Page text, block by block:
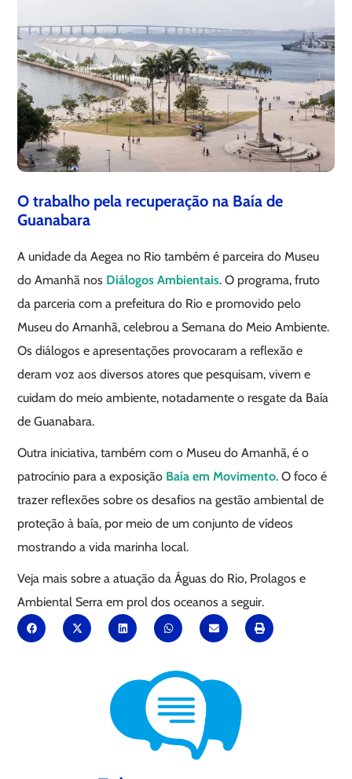
O trabalho pela recuperação na Baía de
Guanabara
A unidade da Aegea no Rio também é parceira do Museu
do Amanhã nos Diálogos Ambientais. O programa, fruto
da parceria com a prefeitura do Rio e promovido pelo
Museu do Amanhã, celebrou a Semana do Meio Ambiente.
Os diálogos e apresentações provocaram a reflexão e
deram voz aos diversos atores que pesquisam, vivem e
cuidam do meio ambiente, notadamente o resgate da Baía
de Guanabara.
Outra iniciativa, também com o Museu do Amanhã, é o
patrocínio para a exposição Baía em Movimento. O foco é
trazer reflexões sobre os desafios na gestão ambiental de
proteção à baía, por meio de um conjunto de vídeos
mostrando a vida marinha local.
Veja mais sobre a atuação da Águas do Rio, Prolagos e
Ambiental Serra em prol dos oceanos a seguir.